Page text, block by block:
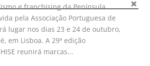
e franchising da Península
pela Associação Portuguesa de
lugar nos dias 23 e 24 de outubro,
em Lisboa. A 29ª edição
reunirá marcas...